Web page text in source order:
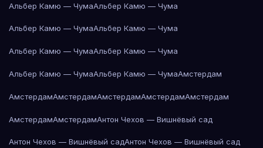
Альбер Камю — ЧумаАльбер Камю — Чума
Альбер Камю — ЧумаАльбер Камю — Чума
Альбер Камю — ЧумаАльбер Камю — Чума
Альбер Камю — ЧумаАльбер Камю — ЧумаАмстердам
АмстердамАмстердамАмстердамАмстердамАмстердам
АмстердамАмстердамАнтон Чехов — Вишнёвый сад
Антон Чехов — Вишнёвый садАнтон Чехов — Вишнёвый сад